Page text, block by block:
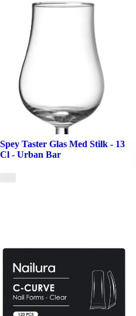
Spey Taster Glas Med Stilk - 13
Cl - Urban Bar